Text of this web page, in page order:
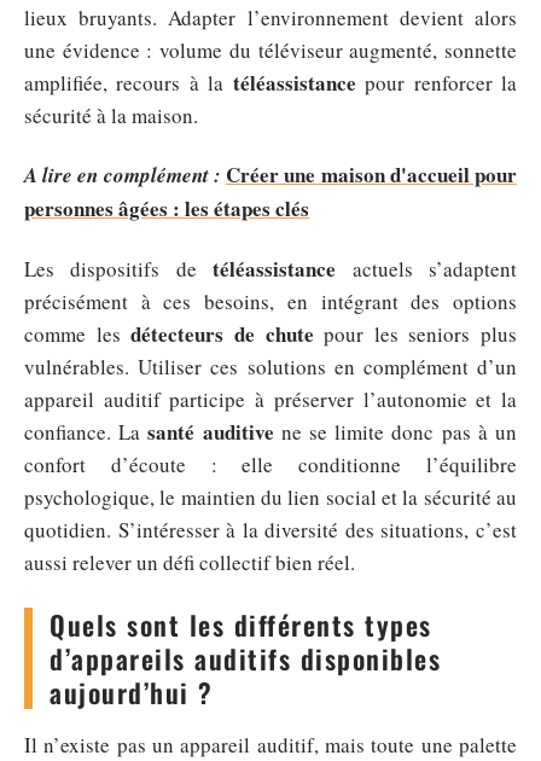
lieux bruyants. Adapter l’environnement devient alors
une évidence : volume du téléviseur augmenté, sonnette
amplifiée, recours à la téléassistance pour renforcer la
sécurité à la maison.
A lire en complément : Créer une maison d'accueil pour
personnes âgées : les étapes clés
Les dispositifs detéléassistance actuels s’adaptent
précisément à ces besoins, en intégrant des options
comme lesdétecteurs de chute pour les seniors plus
vulnérables. Utiliser ces solutions en complément d’un
appareil auditif participe à préserver l’autonomie et la
confiance. Lasanté auditive ne se limite donc pas à un
confort d’écoute : elle conditionne l’équilibre
psychologique, le maintien du lien social et la sécurité au
quotidien. S’intéresser à la diversité des situations, c’est
aussi relever un défi collectif bien réel.
Quels sont les différents types
d’appareils auditifs disponibles
aujourd’hui ?
Il n’existe pas un appareil auditif, mais toute une palette